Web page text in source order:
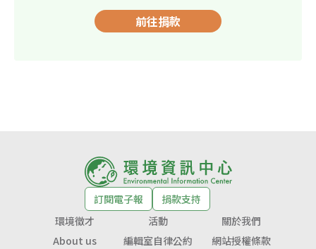
前往捐款
訂閱電子報
捐款支持
環境徵才
活動
關於我們
About us
編輯室自律公約 網站授權條款